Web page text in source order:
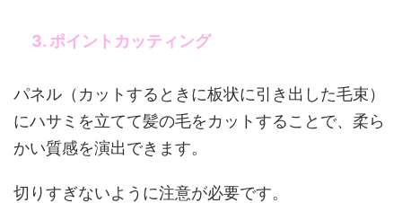
3. ポイントカッティング
パネル（カットするときに板状に引き出した毛束）
にハサミを立てて髪の毛をカットすることで、柔ら
かい質感を演出できます。
切りすぎないように注意が必要です。